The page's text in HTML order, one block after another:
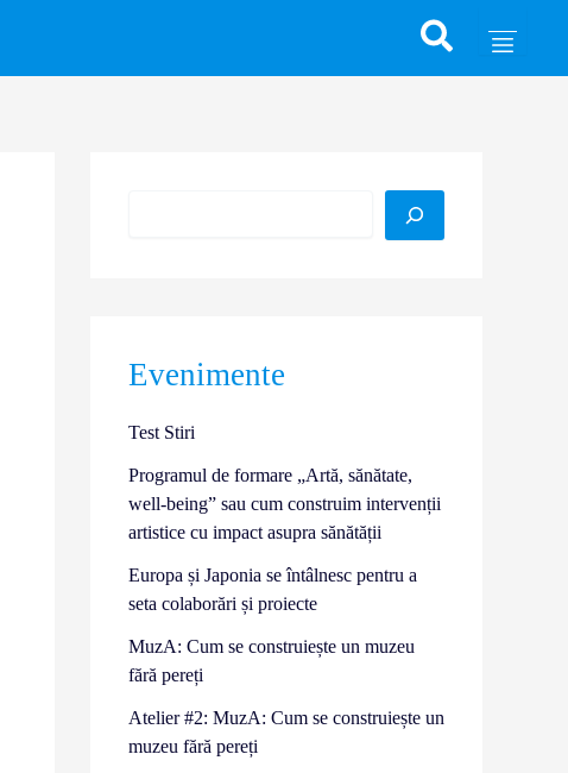
Evenimente
Test Stiri
Programul de formare „Artă, sănătate,
well-being” sau cum construim intervenții
artistice cu impact asupra sănătății
Europa și Japonia se întâlnesc pentru a
seta colaborări și proiecte
MuzA: Cum se construiește un muzeu
fără pereți
Atelier #2: MuzA: Cum se construiește un
muzeu fără pereți